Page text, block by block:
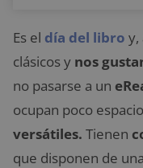
Es el día del libro y,
clásicos y nos
no pasarse a un
ocupan poco
versátiles. Tienen
que disponen de una